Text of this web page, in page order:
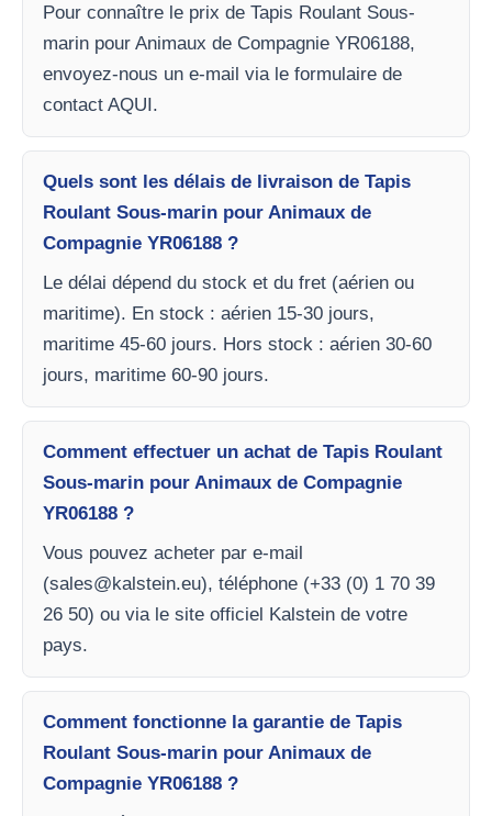
Pour connaître le prix de Tapis Roulant Sous-
marin pour Animaux de Compagnie YR06188,
envoyez-nous un e-mail via le formulaire de
contact AQUI.
Quels sont les délais de livraison de Tapis
Roulant Sous-marin pour Animaux de
Compagnie YR06188 ?
Le délai dépend du stock et du fret (aérien ou
maritime). En stock : aérien 15-30 jours,
maritime 45-60 jours. Hors stock : aérien 30-60
jours, maritime 60-90 jours.
Comment effectuer un achat de Tapis Roulant
Sous-marin pour Animaux de Compagnie
YR06188 ?
Vous pouvez acheter par e-mail
(sales@kalstein.eu), téléphone (+33 (0) 1 70 39
26 50) ou via le site officiel Kalstein de votre
pays.
Comment fonctionne la garantie de Tapis
Roulant Sous-marin pour Animaux de
Compagnie YR06188 ?